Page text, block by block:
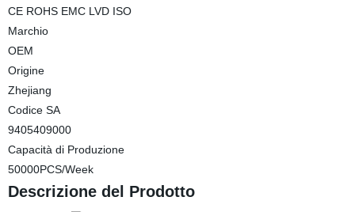
CE ROHS EMC LVD ISO
Marchio
OEM
Origine
Zhejiang
Codice SA
9405409000
Capacità di Produzione
50000PCS/Week
Descrizione del Prodotto